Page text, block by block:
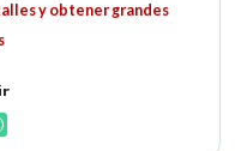
y obtener grandes